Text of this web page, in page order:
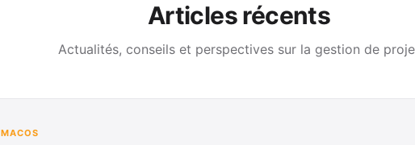
Articles récents
Actualités, conseils et perspectives sur la gestion de
MACOS